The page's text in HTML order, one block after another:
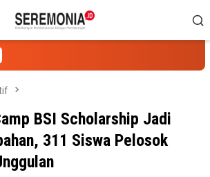
BSI Scholarship Jadi
311 Siswa Pelosok